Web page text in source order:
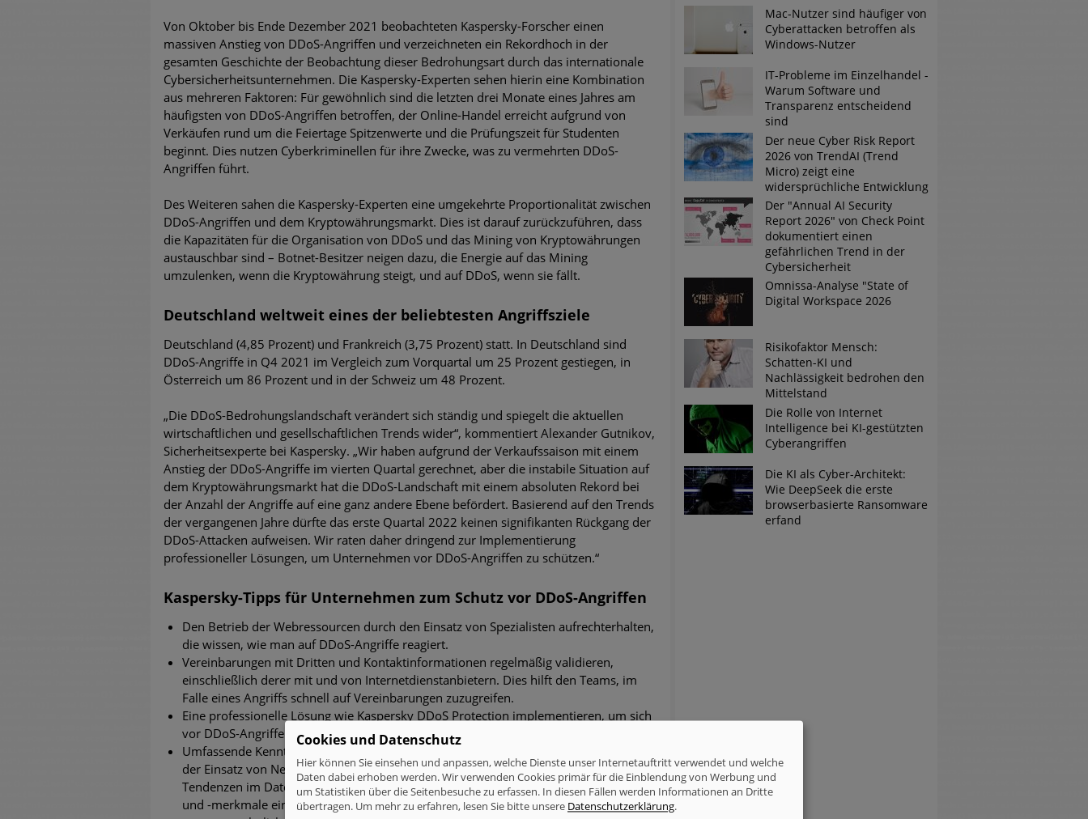
Von Oktober bis Ende Dezember 2021 beobachteten Kaspersky-Forscher einen
massiven Anstieg von DDoS-Angriffen und verzeichneten ein Rekordhoch in der
gesamten Geschichte der Beobachtung dieser Bedrohungsart durch das internationale
Cybersicherheitsunternehmen. Die Kaspersky-Experten sehen hierin eine Kombination
aus mehreren Faktoren: Für gewöhnlich sind die letzten drei Monate eines Jahres am
häufigsten von DDoS-Angriffen betroffen, der Online-Handel erreicht aufgrund von
Verkäufen rund um die Feiertage Spitzenwerte und die Prüfungszeit für Studenten
beginnt. Dies nutzen Cyberkriminellen für ihre Zwecke, was zu vermehrten DDoS-
Angriffen führt.
Des Weiteren sahen die Kaspersky-Experten eine umgekehrte Proportionalität zwischen
DDoS-Angriffen und dem Kryptowährungsmarkt. Dies ist darauf zurückzuführen, dass
die Kapazitäten für die Organisation von DDoS und das Mining von Kryptowährungen
austauschbar sind – Botnet-Besitzer neigen dazu, die Energie auf das Mining
umzulenken, wenn die Kryptowährung steigt, und auf DDoS, wenn sie fällt.
Deutschland weltweit eines der beliebtesten Angriffsziele
Deutschland (4,85 Prozent) und Frankreich (3,75 Prozent) statt. In Deutschland sind
DDoS-Angriffe in Q4 2021 im Vergleich zum Vorquartal um 25 Prozent gestiegen, in
Österreich um 86 Prozent und in der Schweiz um 48 Prozent.
„Die DDoS-Bedrohungslandschaft verändert sich ständig und spiegelt die aktuellen
wirtschaftlichen und gesellschaftlichen Trends wider“, kommentiert Alexander Gutnikov,
Sicherheitsexperte bei Kaspersky. „Wir haben aufgrund der Verkaufssaison mit einem
Anstieg der DDoS-Angriffe im vierten Quartal gerechnet, aber die instabile Situation auf
dem Kryptowährungsmarkt hat die DDoS-Landschaft mit einem absoluten Rekord bei
der Anzahl der Angriffe auf eine ganz andere Ebene befördert. Basierend auf den Trends
der vergangenen Jahre dürfte das erste Quartal 2022 keinen signifikanten Rückgang der
DDoS-Attacken aufweisen. Wir raten daher dringend zur Implementierung
professioneller Lösungen, um Unternehmen vor DDoS-Angriffen zu schützen.“
Kaspersky-Tipps für Unternehmen zum Schutz vor DDoS-Angriffen
Den Betrieb der Webressourcen durch den Einsatz von Spezialisten aufrechterhalten,
die wissen, wie man auf DDoS-Angriffe reagiert.
Vereinbarungen mit Dritten und Kontaktinformationen regelmäßig validieren,
einschließlich derer mit und von Internetdienstanbietern. Dies hilft den Teams, im
Falle eines Angriffs schnell auf Vereinbarungen zuzugreifen.
Eine professionelle Lösung wie Kaspersky DDoS Protection implementieren, um sich
vor DDoS-Angriffen zu schützen
Umfassende Kenntnis über den eigenen Datenverkehr ist unerlässlich. Hierbei kann
der Einsatz von Netzwerk- und Anwendungsüberwachungs-Tools helfen, Trends und
Tendenzen im Datenverkehr zu erkennen. Sind die typischen Datenverkehrsmuster
und -merkmale eines Unternehmens bekannt, kann eine Basislinie erstellt werden,
Mac-Nutzer sind häufiger von
Cyberattacken betroffen als
Windows-Nutzer
IT-Probleme im Einzelhandel -
Warum Software und
Transparenz entscheidend
sind
Der neue Cyber Risk Report
2026 von TrendAI (Trend
Micro) zeigt eine
widersprüchliche Entwicklung
Der "Annual AI Security
Report 2026" von Check Point
dokumentiert einen
gefährlichen Trend in der
Cybersicherheit
Omnissa-Analyse "State of
Digital Workspace 2026
Risikofaktor Mensch:
Schatten-KI und
Nachlässigkeit bedrohen den
Mittelstand
Die Rolle von Internet
Intelligence bei KI-gestützten
Cyberangriffen
Die KI als Cyber-Architekt:
Wie DeepSeek die erste
browserbasierte Ransomware
erfand
Cookies und Datenschutz
Hier können Sie einsehen und anpassen, welche Dienste unser Internetauftritt verwendet und welche
Daten dabei erhoben werden. Wir verwenden Cookies primär für die Einblendung von Werbung und
um Statistiken über die Seitenbesuche zu erfassen. In diesen Fällen werden Informationen an Dritte
übertragen. Um mehr zu erfahren, lesen Sie bitte unsere Datenschutzerklärung.